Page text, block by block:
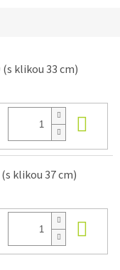
klikou 33 cm)
klikou 37 cm)